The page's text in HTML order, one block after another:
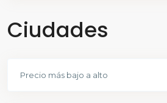
Ciudades
Precio más bajo a alto